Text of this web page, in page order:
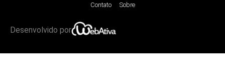
Contato Sobre
Desenvolvido por